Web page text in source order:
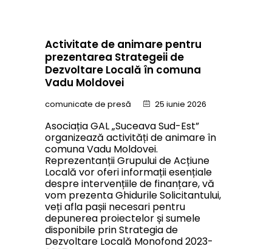
Activitate de animare pentru
prezentarea Strategeii de
Dezvoltare Locală în comuna
Vadu Moldovei
comunicate de presă 25 iunie 2026
Asociația GAL „Suceava Sud-Est”
organizează activități de animare în
comuna Vadu Moldovei.
Reprezentanții Grupului de Acțiune
Locală vor oferi informații esențiale
despre intervențiile de finanțare, vă
vom prezenta Ghidurile Solicitantului,
veți afla pașii necesari pentru
depunerea proiectelor și sumele
disponibile prin Strategia de
Dezvoltare Locală Monofond 2023-